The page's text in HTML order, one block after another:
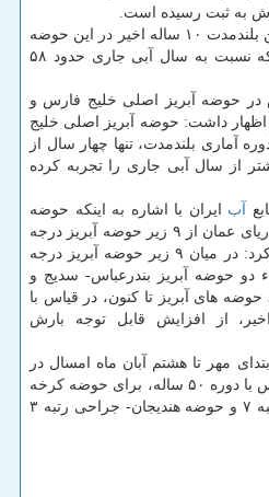
فراز رابعی اضافه كرد: میانگین بلندمدت ۱۰ ساله اخیر در این حوضه
معادل ۱۱.۴ میلی متر است كه نسبت به سال آبی جاری حدود ۵۸
در حوضه آبریز اصلی خلیج فارس و
داشت: حوضه آبریز اصلی خلیج
آماری بلندمدت، تنها چهار سال از
از سال آبی جاری را تجربه كرده
آب ایران با اشاره به اینكه حوضه
آبریز درجه یك خلیج فارس و دریای عمان از ۹ زیر حوضه آبریز درجه
دو تشكیل شده است، اضافه كرد: در میان ۹ زیر حوضه آبریز درجه
دو حوضه آبریز بندرعباس- سدیج و
های آبریز تا كنون، در قیاس با
از افزایش قابل توجه بارش
مهر تا هشتم آبان ماه امسال در
زیرحوضه های درجه دو در قیاس با دوره ۵۰ ساله، برای حوضه كرخه
رتبه ۷، حوضه كارون بزرگ رتبه ۷ و حوضه هندیجان- جراحی رتبه ۳